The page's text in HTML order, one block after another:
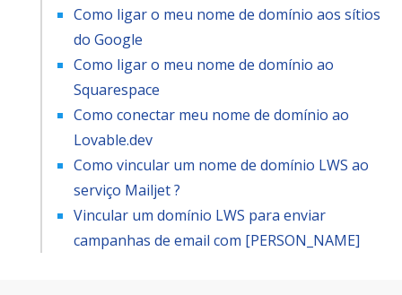
Como ligar o meu nome de domínio aos sítios
do Google
Como ligar o meu nome de domínio ao
Squarespace
Como conectar meu nome de domínio ao
Lovable.dev
Como vincular um nome de domínio LWS ao
serviço Mailjet ?
Vincular um domínio LWS para enviar
campanhas de email com [PERSON_NAME]